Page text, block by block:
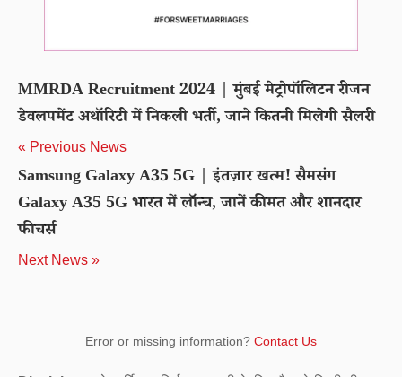
MMRDA Recruitment 2024 | मुंबई मेट्रोपॉलिटन रीजन
डेवलपमेंट अथॉरिटी में निकली भर्ती, जाने कितनी मिलेगी सैलरी
« Previous News
Samsung Galaxy A35 5G | इंतज़ार खत्म! सैमसंग
Galaxy A35 5G भारत में लॉन्च, जानें कीमत और शानदार
फीचर्स
Next News »
Error or missing information? Contact Us